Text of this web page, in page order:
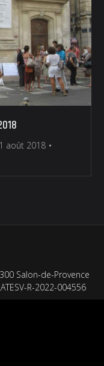
août 2018
Salon-de-Provence
R-2022-004556